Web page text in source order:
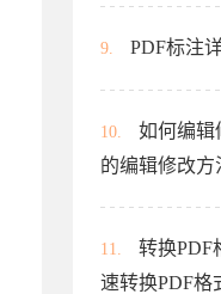
9. PDF标注
10.
如何编辑
的编辑修改方
11.
转换PDF
速转换PDF格